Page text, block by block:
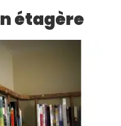
étagère